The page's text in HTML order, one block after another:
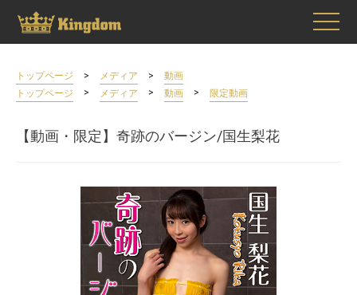
トップページ > メディア >
動画
トップページ
> メディア > 動画 > 限定動画
【動画・限定】奇跡のバージン/国生梨花